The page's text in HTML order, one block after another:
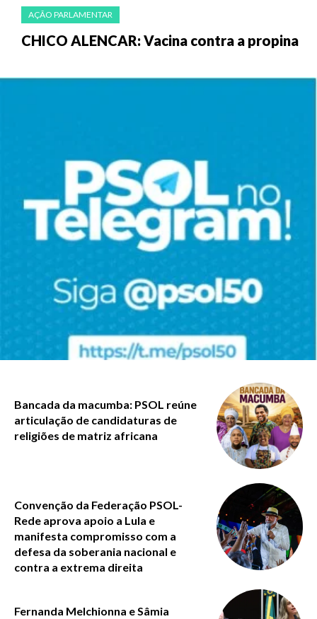
AÇÃO PARLAMENTAR
CHICO ALENCAR: Vacina contra a propina
Bancada da macumba: PSOL reúne
articulação de candidaturas de
religiões de matriz africana
Convenção da Federação PSOL-
Rede aprova apoio a Lula e
manifesta compromisso com a
defesa da soberania nacional e
contra a extrema direita
Fernanda Melchionna e Sâmia